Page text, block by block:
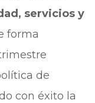
servicios y
forma
de
con éxito la